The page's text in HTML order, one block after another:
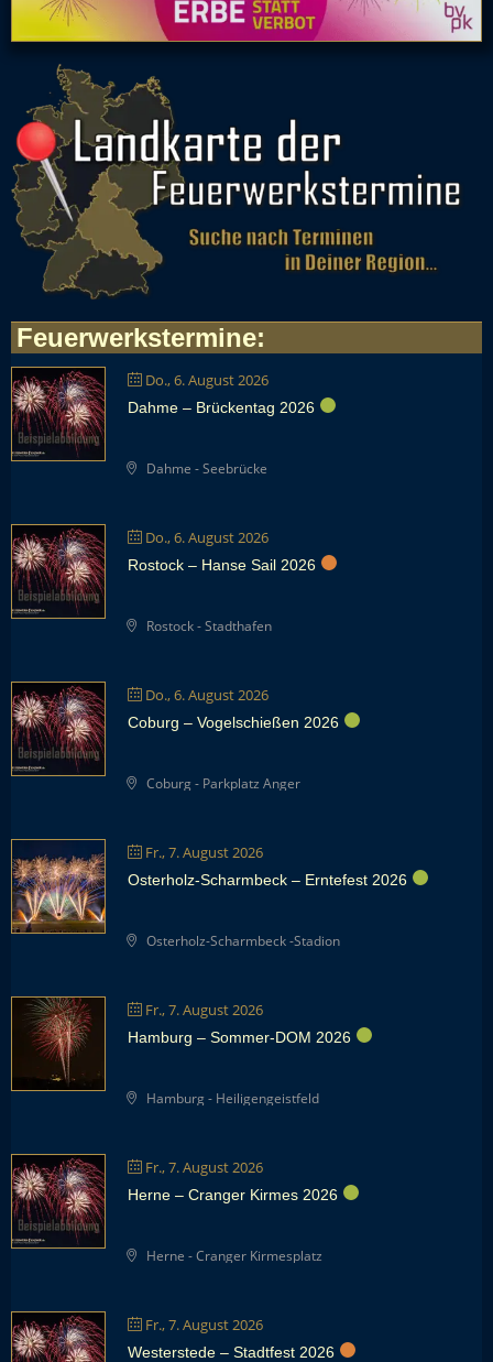
Feuerwerkstermine:
Do., 6. August 2026
Dahme – Brückentag 2026
Dahme - Seebrücke
Do., 6. August 2026
Rostock – Hanse Sail 2026
Rostock - Stadthafen
Do., 6. August 2026
Coburg – Vogelschießen 2026
Coburg - Parkplatz Anger
Fr., 7. August 2026
Osterholz-Scharmbeck – Erntefest 2026
Osterholz-Scharmbeck -Stadion
Fr., 7. August 2026
Hamburg – Sommer-DOM 2026
Hamburg - Heiligengeistfeld
Fr., 7. August 2026
Herne – Cranger Kirmes 2026
Herne - Cranger Kirmesplatz
Fr., 7. August 2026
Westerstede – Stadtfest 2026